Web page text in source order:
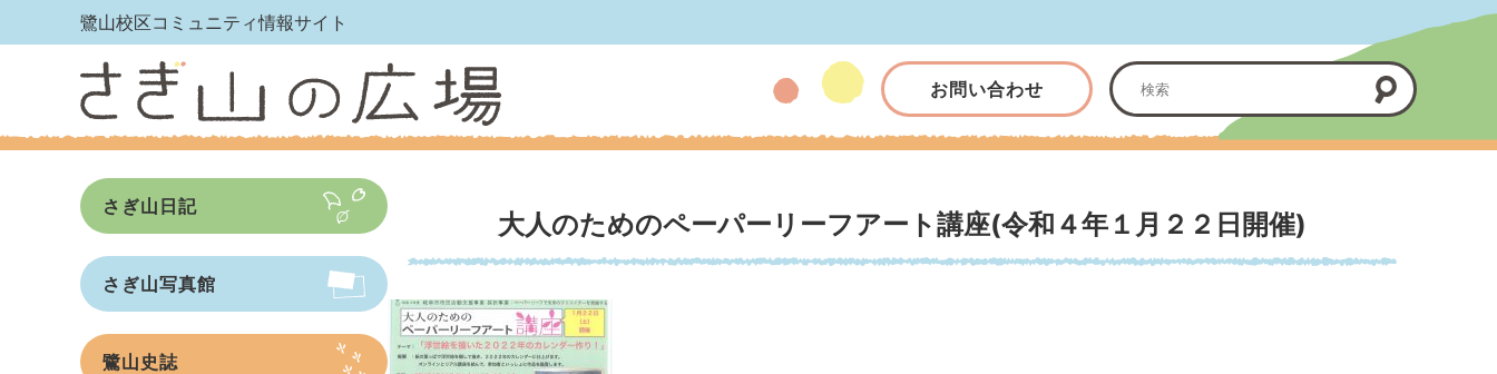
鷺山校区コミュニティ情報サイト
お問い合わせ
大人のためのペーパーリーフアート講座(令和４年１月２２日開催)
さぎ山日記
さぎ山写真館
鷺山史誌